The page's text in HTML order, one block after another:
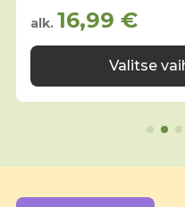
alk. 16,99€
Valitse
Tällä
on
useampi
valinnat